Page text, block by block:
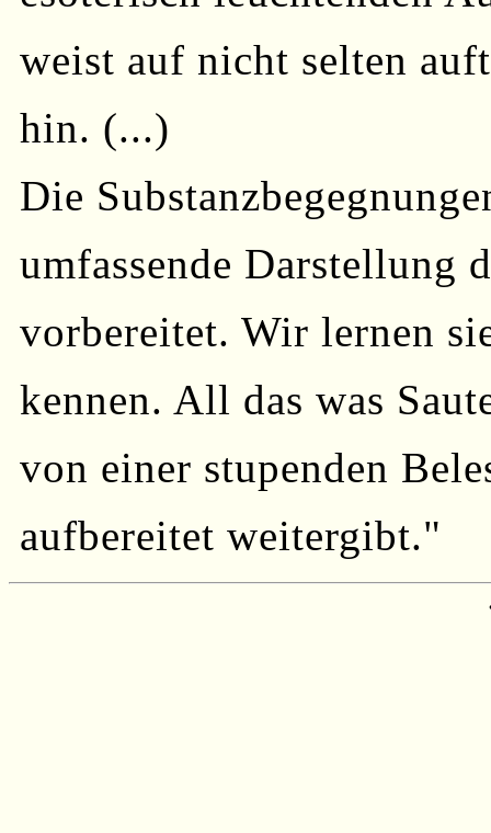
weist auf nicht selten
hin. (...)
Die
umfassende Darstellung
vorbereitet. Wir lernen
kennen. All das was
von einer stupenden
aufbereitet weitergibt."